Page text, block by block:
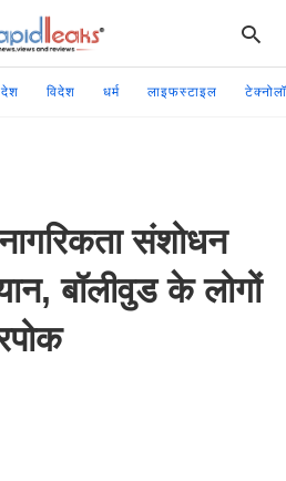
देश विदेश धर्म लाइफस्टाइल
संशोधन
बॉलीवुड के लोगों